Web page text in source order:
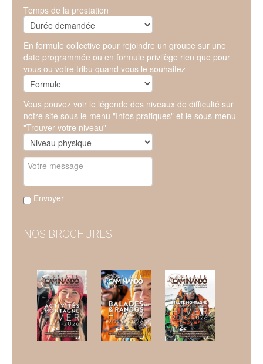
Temps de la prestation
En formule collective pour rejoindre un groupe sur une
date programmée ou en formule privilège rien que pour
vous ou votre tribu quand vous le souhaitez
Vous pouvez voir le légende des niveaux de difficulté sur
notre site sous le menu "Infos pratiques" et le sous-menu
"Trouver votre niveau"
Envoyer
NOS BROCHURES